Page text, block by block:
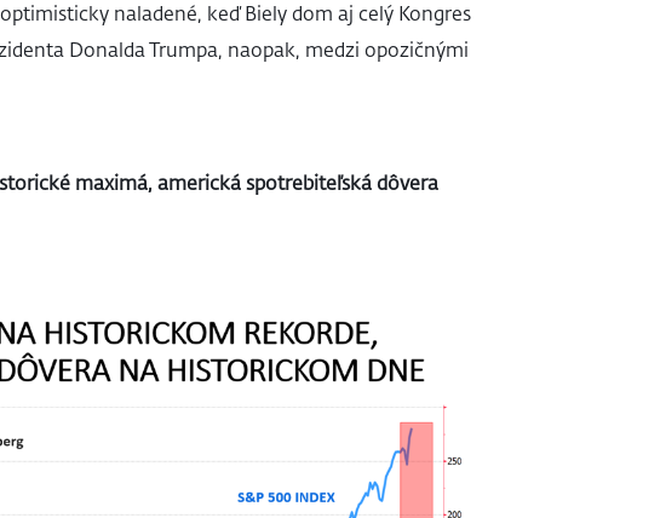
naladené, keď Biely dom aj celý Kongres
Donalda Trumpa, naopak, medzi opozičnými
maximá, americká spotrebiteľská dôvera